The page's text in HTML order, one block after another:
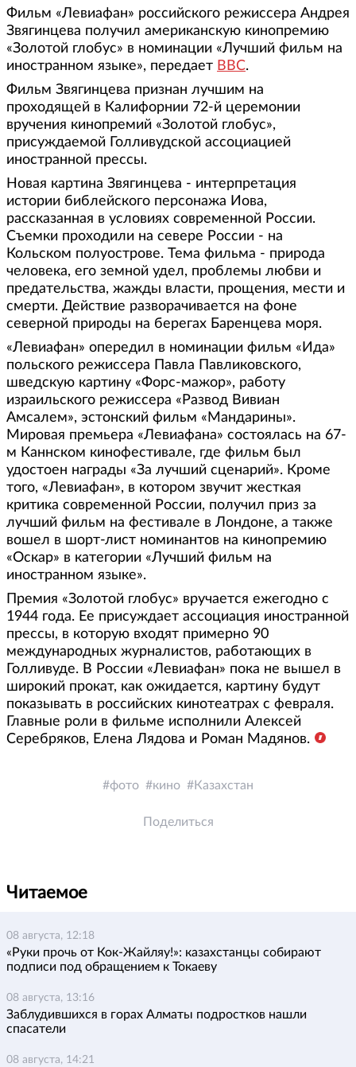
Фильм «Левиафан» российского режиссера Андрея
Звягинцева получил американскую кинопремию
«Золотой глобус» в номинации «Лучший фильм на
иностранном языке», передает BBC.
Фильм Звягинцева признан лучшим на
проходящей в Калифорнии 72-й церемонии
вручения кинопремий «Золотой глобус»,
присуждаемой Голливудской ассоциацией
иностранной прессы.
Новая картина Звягинцева - интерпретация
истории библейского персонажа Иова,
рассказанная в условиях современной России.
Съемки проходили на севере России - на
Кольском полуострове. Тема фильма - природа
человека, его земной удел, проблемы любви и
предательства, жажды власти, прощения, мести и
смерти. Действие разворачивается на фоне
северной природы на берегах Баренцева моря.
«Левиафан» опередил в номинации фильм «Ида»
польского режиссера Павла Павликовского,
шведскую картину «Форс-мажор», работу
израильского режиссера «Развод Вивиан
Амсалем», эстонский фильм «Мандарины».
Мировая премьера «Левиафана» состоялась на 67-
м Каннском кинофестивале, где фильм был
удостоен награды «За лучший сценарий». Кроме
того, «Левиафан», в котором звучит жесткая
критика современной России, получил приз за
лучший фильм на фестивале в Лондоне, а также
вошел в шорт-лист номинантов на кинопремию
«Оскар» в категории «Лучший фильм на
иностранном языке».
Премия «Золотой глобус» вручается ежегодно с
1944 года. Ее присуждает ассоциация иностранной
прессы, в которую входят примерно 90
международных журналистов, работающих в
Голливуде. В России «Левиафан» пока не вышел в
широкий прокат, как ожидается, картину будут
показывать в российских кинотеатрах с февраля.
Главные роли в фильме исполнили Алексей
Серебряков, Елена Лядова и Роман Мадянов.
фото кино Казахстан
Поделиться
Читаемое
08 августа, 12:18
«Руки прочь от Кок-Жайляу!»: казахстанцы собирают
подписи под обращением к Токаеву
08 августа, 13:16
Заблудившихся в горах Алматы подростков нашли
спасатели
08 августа, 14:21